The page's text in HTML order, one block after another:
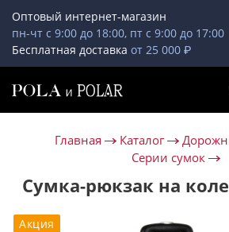
Оптовый интернет-магазин
пн-чт с 9:00 до 18:00, пт с 9:00 до 17:00
Бесплатная доставка от 25 000 ₽
Главная Каталог
Серии сумок
Сумка-рюкзак на
Акция